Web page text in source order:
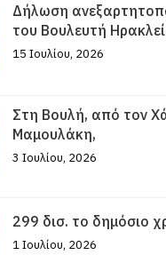
Δήλωση
του Βουλευτή
15 Ιουλίου, 2026
Στη Βουλή, από τον
Μαμουλάκη,
3 Ιουλίου, 2026
299 δισ. το δημόσιο
1 Ιουλίου, 2026